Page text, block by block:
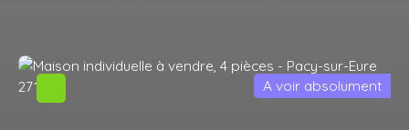
A voir absolument